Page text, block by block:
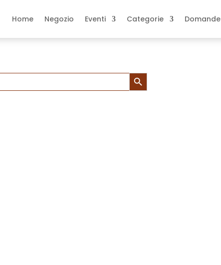
Home Negozio Eventi Categorie Domande
Search Button